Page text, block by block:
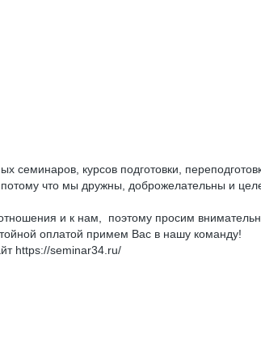
курсов подготовки,
что мы дружны, доброжелательны и
и к нам, поэтому просим
оплатой примем Вас в нашу команду!
https://seminar34.ru/